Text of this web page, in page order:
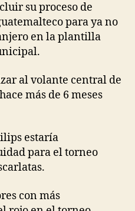
su proceso de
para ya no
en la plantilla
al volante central de
más de 6 meses
estaría
para el torneo
con más